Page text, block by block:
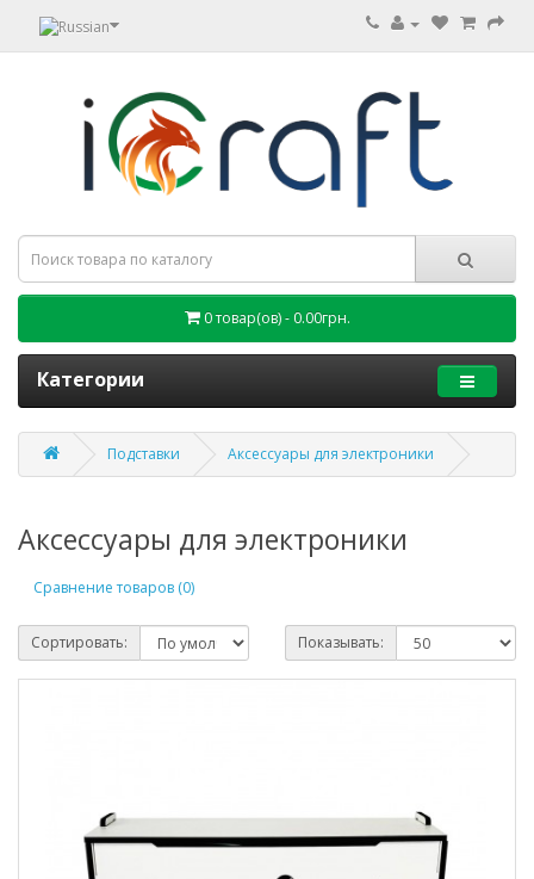
0 товар(ов) - 0.00грн.
Категории
Подставки Аксессуары для электроники
Аксессуары для электроники
Сравнение товаров (0)
Сортировать: Показывать: